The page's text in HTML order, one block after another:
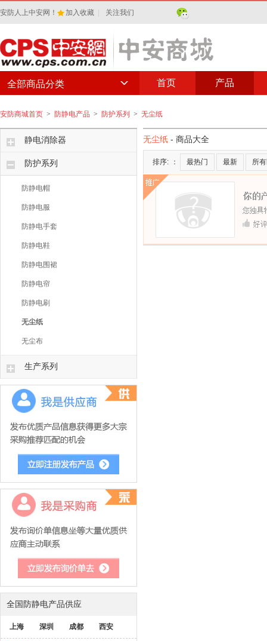
安防人上中安网！ 加入收藏 关注我们
首页 产品
全部商品分类
安防商城首页 > 防静电产品 > 防护系列 > 无尘纸
静电消除器
防护系列
防静电帽
防静电服
防静电手套
防静电鞋
防静电围裙
防静电帘
防静电刷
无尘纸
无尘布
生产系列
全国防静电产品供应
上海 深圳 成都 西安
无尘纸 - 商品大全
排序: ： 最热门 最新 所